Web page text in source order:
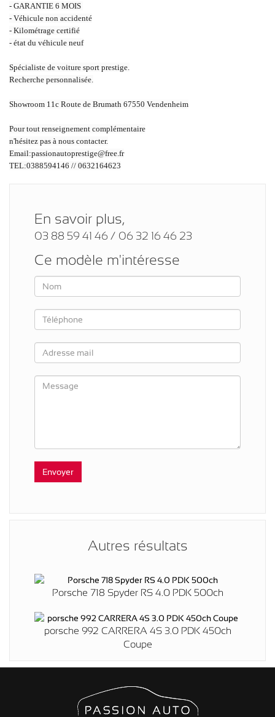
- GARANTIE 6 MOIS
- Véhicule non accidenté
- Kilométrage certifié
- état du véhicule neuf
Spécialiste de voiture sport prestige.
Recherche personnalisée.
Showroom 11c Route de Brumath 67550 Vendenheim
Pour tout renseignement complémentaire
n'hésitez pas à nous contacter.
Email:passionautoprestige@free.fr
TEL:0388594146 // 0632164623
En savoir plus,
03 88 59 41 46 / 06 32 16 46 23
Ce modèle m'intéresse
Autres résultats
Porsche 718 Spyder RS 4.0 PDK 500ch
porsche 992 CARRERA 4S 3.0 PDK 450ch
Coupe